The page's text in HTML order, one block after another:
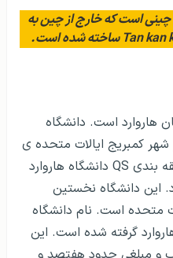
چینی است که خارج از چین به
هاروارد است. دانشگاه
1636میلادی در شهر کمبریج ایالات متحده ی
آمریکا ساخته شد. بر اساس طبقه بندی QS دانشگاه هاروارد
قرار دارد. این دانشگاه نخستین
متحده است. نام دانشگاه
گرفته شده است. این